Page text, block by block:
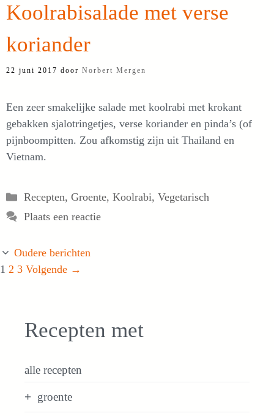
Koolrabisalade met verse
koriander
22 juni 2017 door Norbert Mergen
Een zeer smakelijke salade met koolrabi met krokant
gebakken sjalotringetjes, verse koriander en pinda’s (of
pijnboompitten. Zou afkomstig zijn uit Thailand en
Vietnam.
Categorieën
Recepten, Groente, Koolrabi, Vegetarisch
Plaats een reactie
Oudere berichten
Pagina
1 Pagina
2 Pagina
3 Volgende →
Recepten met
alle recepten
groente